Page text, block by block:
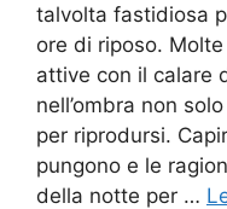
talvolta fastidiosa
ore di riposo.
attive con il calare
nell’ombra non
per riprodursi.
pungono e le
della notte per …